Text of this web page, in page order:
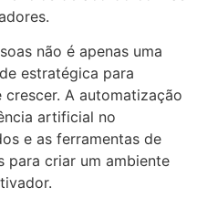
não é apenas uma
estratégica para
A automatização
artificial no
e as ferramentas de
para criar um ambiente